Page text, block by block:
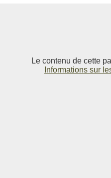
Le contenu de cette
Informations sur